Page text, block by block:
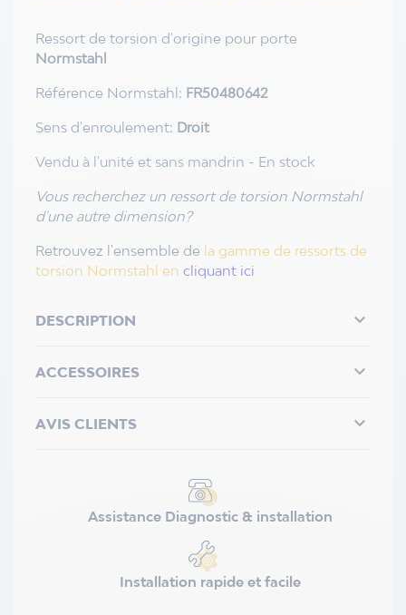
Ressort de torsion d'origine pour porte
Normstahl
Référence Normstahl: FR50480642
Sens d'enroulement: Droit
Vendu à l'unité et sans mandrin - En stock
Vous recherchez un ressort de torsion Normstahl
d'une autre dimension?
Retrouvez l'ensemble de la gamme de ressorts de
torsion Normstahl en cliquant ici
DESCRIPTION 
ACCESSOIRES 
AVIS CLIENTS 
Assistance Diagnostic & installation
Installation rapide et facile